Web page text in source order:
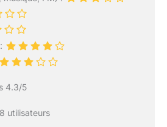
4.3/5
utilisateurs